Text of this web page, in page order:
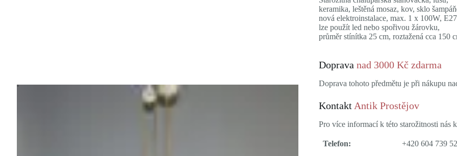
keramika, leštěná mosaz, kov, sklo
nová elektroinstalace, max. 1 x 100W,
lze použít led nebo spořivou žárovku,
průměr stínítka 25 cm, roztažená cca 150
Doprava nad 3000 Kč zdarma
Doprava tohoto předmětu je při nákupu
Kontakt Antik Prostějov
Pro více informací k této starožitnosti nás
Telefon:
+420 604 739